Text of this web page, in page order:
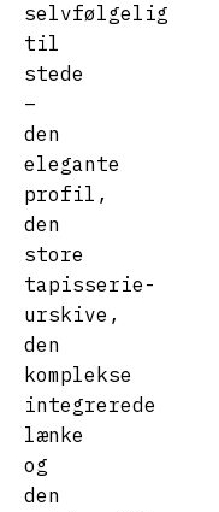
selvfølgelig
til
stede
–
den
elegante
profil,
den
store
tapisserie-
urskive,
den
komplekse
integrerede
lænke
og
den